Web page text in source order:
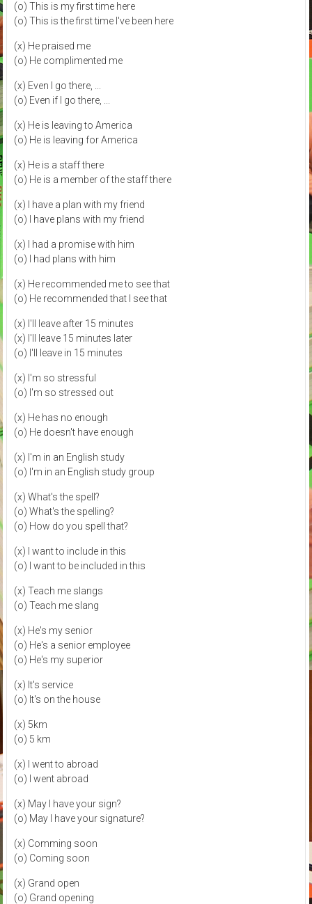
(o) This is my first time here
(o) This is the first time I've been here
(x) He praised me
(o) He complimented me
(x) Even I go there, ...
(o) Even if I go there, ...
(x) He is leaving to America
(o) He is leaving for America
(x) He is a staff there
(o) He is a member of the staff there
(x) I have a plan with my friend
(o) I have plans with my friend
(x) I had a promise with him
(o) I had plans with him
(x) He recommended me to see that
(o) He recommended that I see that
(x) I'll leave after 15 minutes
(x) I'll leave 15 minutes later
(o) I'll leave in 15 minutes
(x) I'm so stressful
(o) I'm so stressed out
(x) He has no enough
(o) He doesn't have enough
(x) I'm in an English study
(o) I'm in an English study group
(x) What's the spell?
(o) What's the spelling?
(o) How do you spell that?
(x) I want to include in this
(o) I want to be included in this
(x) Teach me slangs
(o) Teach me slang
(x) He's my senior
(o) He's a senior employee
(o) He's my superior
(x) It's service
(o) It's on the house
(x) 5km
(o) 5 km
(x) I went to abroad
(o) I went abroad
(x) May I have your sign?
(o) May I have your signature?
(x) Comming soon
(o) Coming soon
(x) Grand open
(o) Grand opening